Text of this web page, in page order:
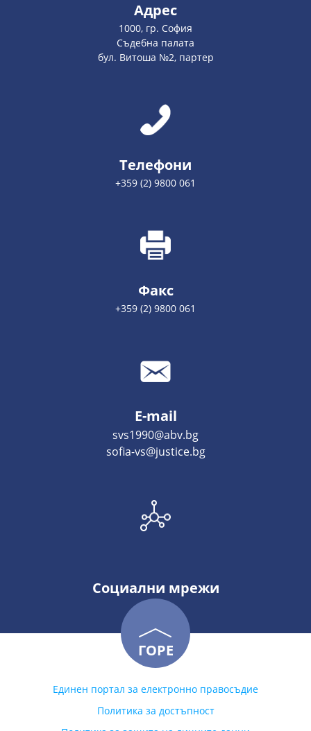
Адрес
1000, гр. София
Съдебна палата
бул. Витоша №2, партер
Телефони
+359 (2) 9800 061
Факс
+359 (2) 9800 061
E-mail
svs1990@abv.bg
sofia-vs@justice.bg
Социални мрежи
ГОРЕ
Единен портал за електронно правосъдие
Политика за достъпност